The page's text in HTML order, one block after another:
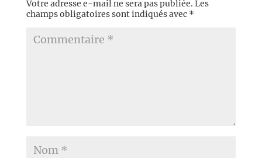
Votre adresse e-mail ne sera pas publiée. Les
champs obligatoires sont indiqués avec *